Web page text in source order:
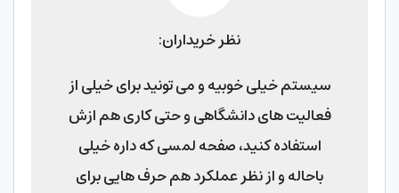
نظر خریداران:
سیستم خیلی خوبیه و می تونید برای خیلی از
فعالیت های دانشگاهی و حتی کاری هم ازش
استفاده کنید، صفحه لمسی که داره خیلی
باحاله و از نظر عملکرد هم حرف هایی برای